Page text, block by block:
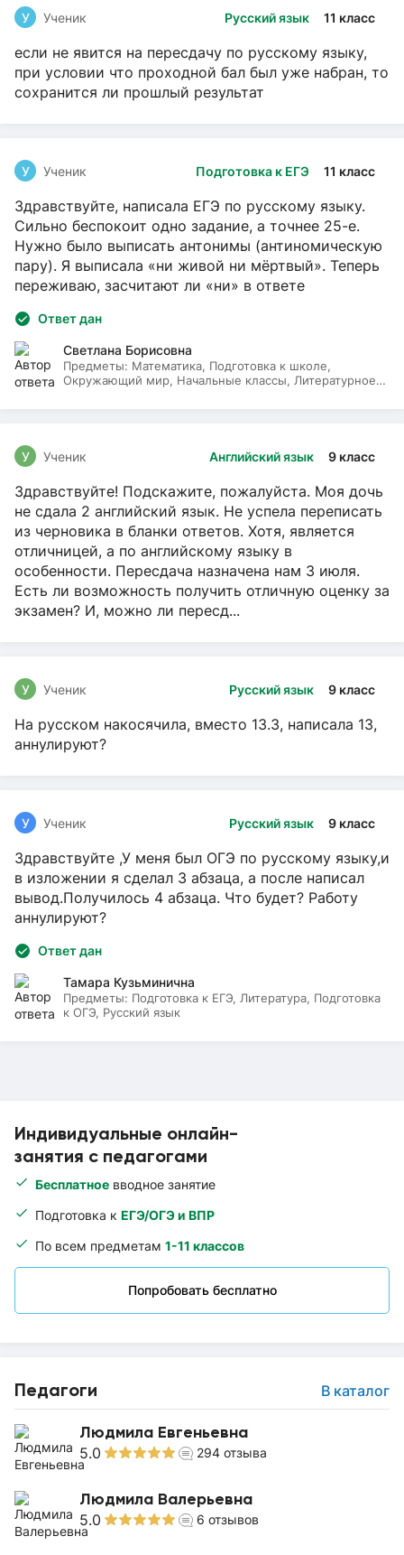
Индивидуальные онлайн-
занятия с педагогами
Бесплатное вводное занятие
Подготовка к ЕГЭ/ОГЭ и ВПР
По всем предметам 1-11 классов
Попробовать бесплатно
Педагоги В каталог
Людмила Евгеньевна
5.0 294 отзыва
Людмила Валерьевна
5.0 6 отзывов
Русский язык 11 класс
У Ученик
если не явится на пересдачу по русскому языку,
при условии что проходной бал был уже набран, то
сохранится ли прошлый результат
Подготовка к ЕГЭ 11 класс
У Ученик
Здравствуйте, написала ЕГЭ по русскому языку.
Сильно беспокоит одно задание, а точнее 25-е.
Нужно было выписать антонимы (антиномическую
пару). Я выписала «ни живой ни мёртвый». Теперь
переживаю, засчитают ли «ни» в ответе
Ответ дан
Светлана Борисовна
Предметы: Математика, Подготовка к школе,
Окружающий мир, Начальные классы, Литературное
Английский язык 9 класс
У Ученик
Здравствуйте! Подскажите, пожалуйста. Моя дочь
не сдала 2 английский язык. Не успела переписать
из черновика в бланки ответов. Хотя, является
отличницей, а по английскому языку в
особенности. Пересдача назначена нам 3 июля.
Есть ли возможность получить отличную оценку за
экзамен? И, можно ли пересд...
Русский язык 9 класс
У Ученик
На русском накосячила, вместо 13.3, написала 13,
аннулируют?
Русский язык 9 класс
У Ученик
Здравствуйте ,У меня был ОГЭ по русскому языку,и
в изложении я сделал 3 абзаца, а после написал
вывод.Получилось 4 абзаца. Что будет? Работу
аннулируют?
Ответ дан
Тамара Кузьминична
Предметы: Подготовка к ЕГЭ, Литература, Подготовка
к ОГЭ, Русский язык